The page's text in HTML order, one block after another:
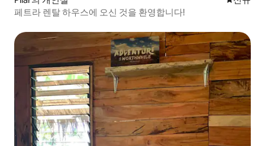
페트라 렌탈 하우스에 오신 것을 환영합니다!